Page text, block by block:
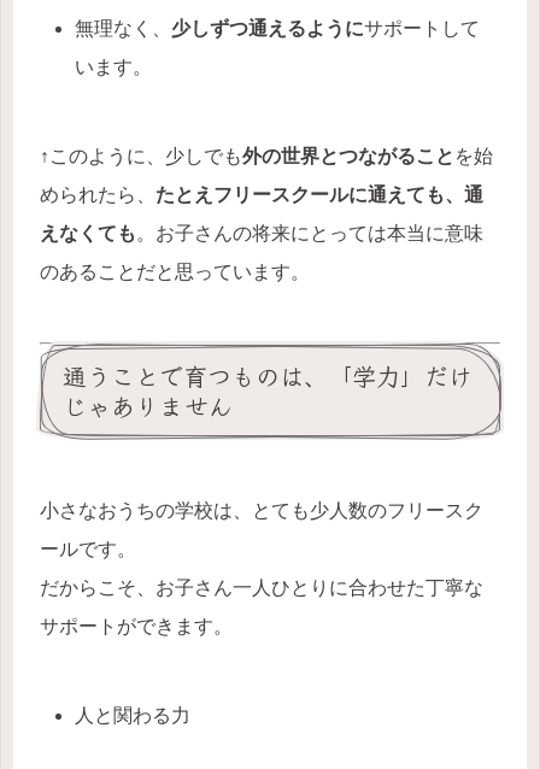
無理なく、 少しずつ通えるようにサポートして
います。
↑このように、少しでも外の世界とつながること を始
められたら、 たとえフリースクールに通えても、通
えなくても 。お子さんの将来にとっては本当に意味
のあることだと思っています。
通うことで育つものは、「学力」だけ
じゃありません
小さなおうちの学校は、とても少人数のフリースク
ールです。
だからこそ、お子さん一人ひとりに合わせた丁寧な
サポートができます。
人と関わる力